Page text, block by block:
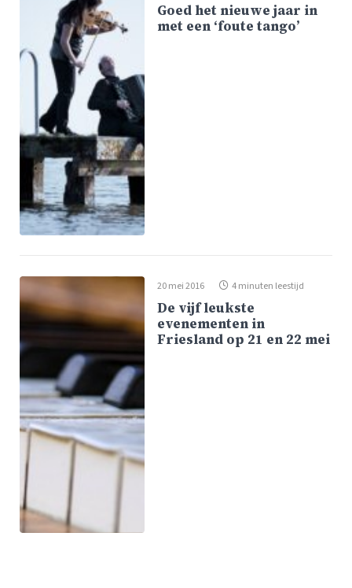
Goed het nieuwe jaar in
met een ‘foute tango’
20 mei 2016 4 minuten leestijd
De vijf leukste
evenementen in
Friesland op 21 en 22 mei